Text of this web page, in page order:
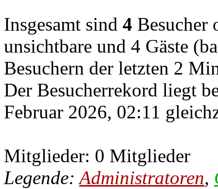
Insgesamt sind 4 Besucher
unsichtbare und 4 Gäste
Besuchern der letzten 2
Der Besucherrekord liegt
Februar 2026, 02:11
Mitglieder: 0 Mitglieder
Legende:Administratoren,